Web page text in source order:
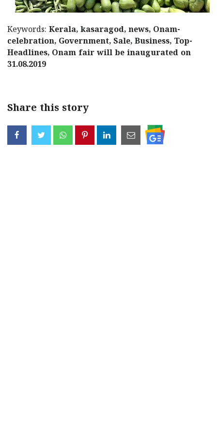
Keywords: Kerala, kasaragod, news, Onam-
celebration, Government, Sale, Business, Top-
Headlines, Onam fair will be inaugurated on
31.08.2019
Share this story